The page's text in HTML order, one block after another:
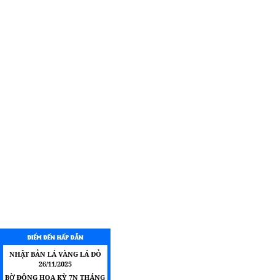
NHẬT BẢN LÁ VÀNG LÁ ĐỎ
26/11/2025
BỜ ĐÔNG HOA KỲ 7N THÁNG